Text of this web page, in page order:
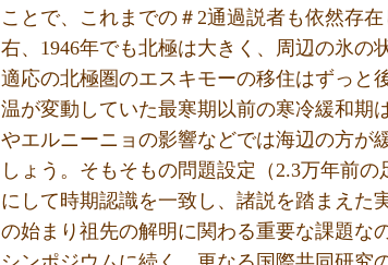
ことで、これまでの＃2通過説者も依然存
右、1946年でも北極は大きく、周辺の氷
適応の北極圏のエスキモーの移住はずっと
温が変動していた最寒期以前の寒冷緩和期
やエルニーニョの影響などでは海辺の方が
しょう。そもそもの問題設定（2.3万年前
にして時期認識を一致し、諸説を踏まえた
の始まり祖先の解明に関わる重要な課題な